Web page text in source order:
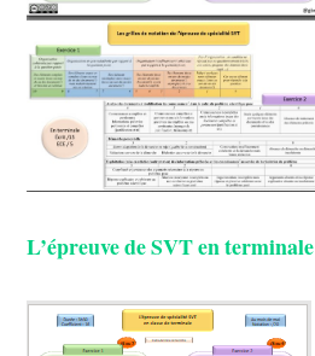
L’épreuve de SVT en terminale